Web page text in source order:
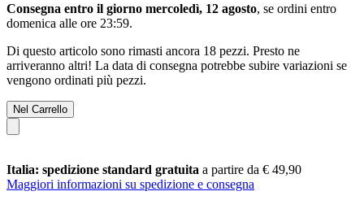
Consegna entro il giorno mercoledì, 12 agosto, se ordini entro
domenica alle ore 23:59.
Di questo articolo sono rimasti ancora 18 pezzi. Presto ne
arriveranno altri! La data di consegna potrebbe subire variazioni se
vengono ordinati più pezzi.
Nel Carrello
Italia: spedizione standard gratuita a partire da € 49,90
Maggiori informazioni su spedizione e consegna